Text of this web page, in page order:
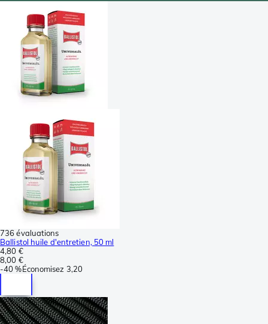
736 évaluations
Ballistol huile d'entretien, 50 ml
4,80 €
8,00 €
-40 %Économisez 3,20